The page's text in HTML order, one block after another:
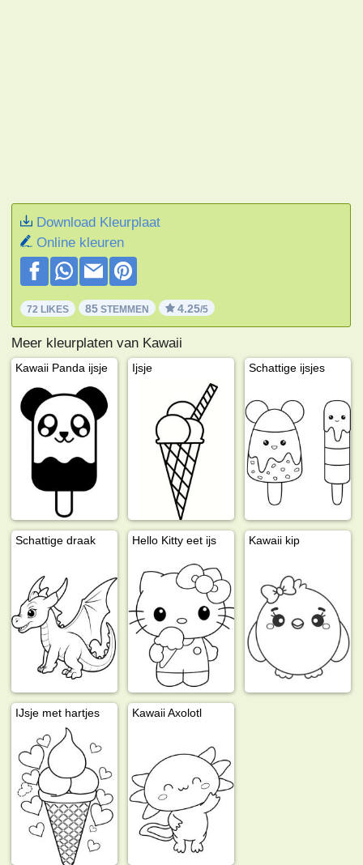
Download Kleurplaat
Online kleuren
72 LIKES 85 STEMMEN 4.25/5
Meer kleurplaten van Kawaii
Kawaii Panda ijsje Ijsje Schattige ijsjes
Schattige draak Hello Kitty eet ijs Kawaii kip
IJsje met hartjes Kawaii Axolotl